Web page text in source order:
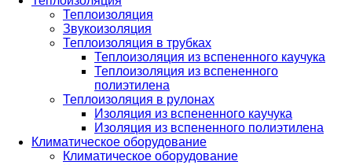
Теплоизоляция
Звукоизоляция
Теплоизоляция в трубках
Теплоизоляция из вспененного каучука
Теплоизоляция из вспененного
полиэтилена
Теплоизоляция в рулонах
Изоляция из вспененного каучука
Изоляция из вспененного полиэтилена
Климатическое оборудование
Климатическое оборудование